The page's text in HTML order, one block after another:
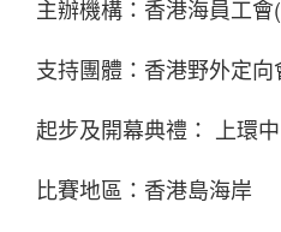
主辦機構：香港海員工會
支持團體：香港野外定向
起步及開幕典禮： 上環
比賽地區：香港島海岸